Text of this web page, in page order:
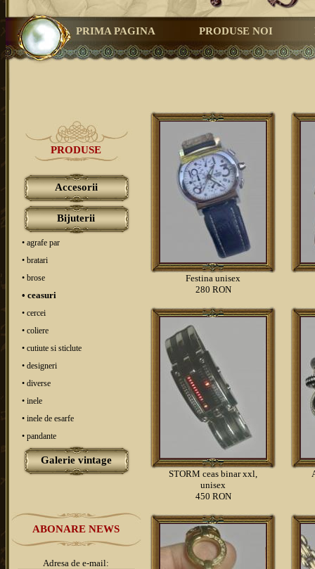
PRIMA PAGINA PRODUSE NOI
PRODUSE
Accesorii
Bijuterii
• agrafe par
• bratari
• brose
• ceasuri
• cercei
• coliere
• cutiute si sticlute
• designeri
• diverse
• inele
• inele de esarfe
• pandante
Galerie vintage
ABONARE NEWS
Adresa de e-mail:
Festina unisex
280 RON
STORM ceas binar xxl,
unisex
450 RON